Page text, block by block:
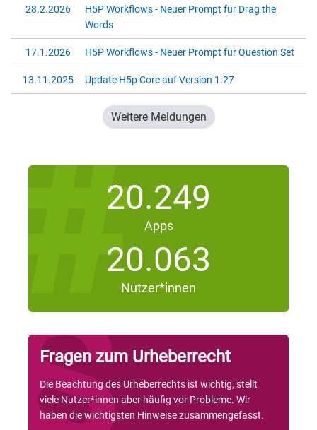
28.2.2026
H5P Workflows - Neuer Prompt für Drag the
Words
17.1.2026 H5P Workflows - Neuer Prompt für Question Set
13.11.2025 Update H5p Core auf Version 1.27
Weitere Meldungen
20.249
Apps
20.063
Nutzer*innen
Fragen zum Urheberrecht
Die Beachtung des Urheberrechts ist wichtig, stellt
viele Nutzer*innen aber häufig vor Probleme. Wir
haben die wichtigsten Hinweise zusammengefasst.